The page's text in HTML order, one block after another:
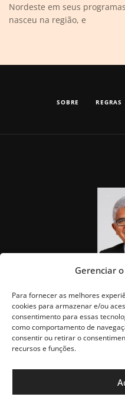
Gerenciar
Para fornecer as melhores
cookies para armazenar e/ou
consentimento para essas
como comportamento de
consentir ou retirar o
recursos e funções.
Nordeste em seus
nasceu na região, e
SOBRE REGRAS